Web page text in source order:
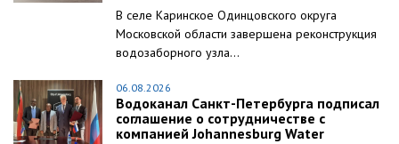
В селе Каринское Одинцовского округа
Московской области завершена реконструкция
водозаборного узла...
06.08.2026
Водоканал Санкт-Петербурга подписал
соглашение о сотрудничестве с
компанией Johannesburg Water